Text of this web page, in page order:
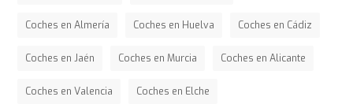
Coches en Almería Coches en Huelva Coches en Cádiz
Coches en Jaén Coches en Murcia Coches en Alicante
Coches en Valencia Coches en Elche